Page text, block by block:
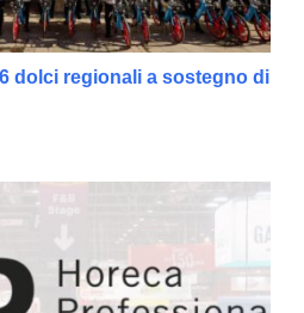
dolci regionali a sostegno di